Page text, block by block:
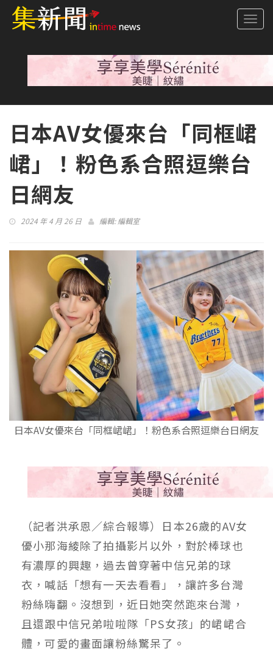
日本AV女優來台「同框峮
峮」！粉色系合照逗樂台
日網友
2024 年 4 月 26 日 編輯:編輯室
日本AV女優來台「同框峮峮」！粉色系合照逗樂台日網友
（記者洪承恩／綜合報導）日本26歲的AV女
優小那海綾除了拍攝影片以外，對於棒球也
有濃厚的興趣，過去曾穿著中信兄弟的球
衣，喊話「想有一天去看看」，讓許多台灣
粉絲嗨翻。沒想到，近日她突然跑來台灣，
且還跟中信兄弟啦啦隊「PS女孩」的峮峮合
體，可愛的畫面讓粉絲驚呆了。